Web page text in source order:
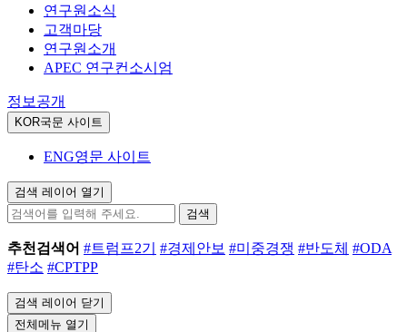
연구원소식
고객마당
연구원소개
APEC 연구컨소시엄
정보공개
KOR국문 사이트
ENG영문 사이트
검색 레이어 열기
검색
추천검색어 #트럼프2기 #경제안보 #미중경쟁 #반도체 #ODA
#탄소 #CPTPP
검색 레이어 닫기
전체메뉴 열기